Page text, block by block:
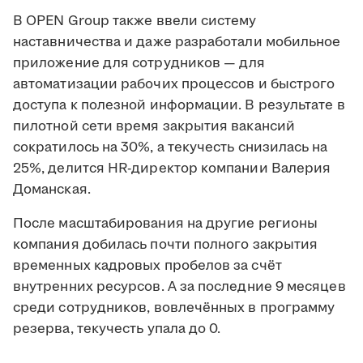
В OPEN Group также ввели систему
наставничества и даже разработали мобильное
приложение для сотрудников — для
автоматизации рабочих процессов и быстрого
доступа к полезной информации. В результате в
пилотной сети время закрытия вакансий
сократилось на 30%, а текучесть снизилась на
25%, делится HR-директор компании Валерия
Доманская.
После масштабирования на другие регионы
компания добилась почти полного закрытия
временных кадровых пробелов за счёт
внутренних ресурсов. А за последние 9 месяцев
среди сотрудников, вовлечённых в программу
резерва, текучесть упала до 0.